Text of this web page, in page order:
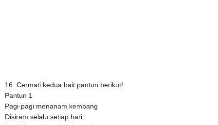
16. Cermati kedua bait pantun berikut!
Pantun 1
Pagi-pagi menanam kembang
Disiram selalu setiap hari